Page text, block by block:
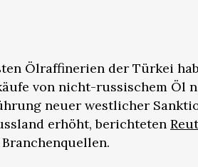
Ölraffinerien der Türkei
von nicht-russischem Öl
neuer westlicher
erhöht, berichteten